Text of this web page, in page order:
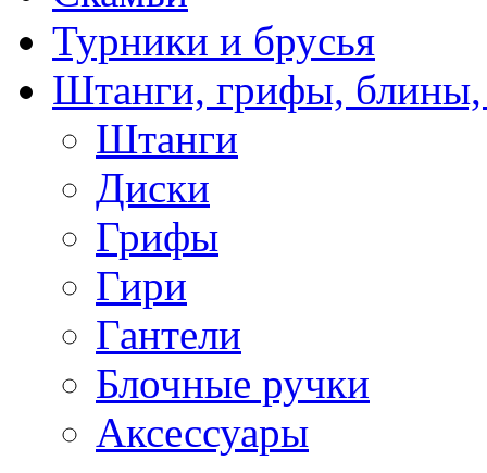
Турники и брусья
Штанги, грифы, блины,
Штанги
Диски
Грифы
Гири
Гантели
Блочные ручки
Аксессуары